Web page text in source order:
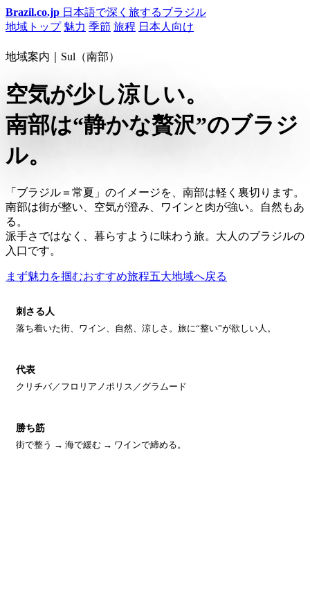
Brazil.co.jp 日本語で深く旅するブラジル
地域トップ 魅力 季節 旅程 日本人向け
地域案内｜Sul（南部）
空気が少し涼しい。
南部は“静かな贅沢”のブラジ
ル。
「ブラジル＝常夏」のイメージを、南部は軽く裏切ります。
南部は街が整い、空気が澄み、ワインと肉が強い。自然もあ
る。
派手さではなく、暮らすように味わう旅。大人のブラジルの
入口です。
まず魅力を掴むおすすめ旅程五大地域へ戻る
刺さる人
落ち着いた街、ワイン、自然、涼しさ。旅に“整い”が欲しい人。
代表
クリチバ／フロリアノポリス／グラムード
勝ち筋
街で整う → 海で緩む → ワインで締める。